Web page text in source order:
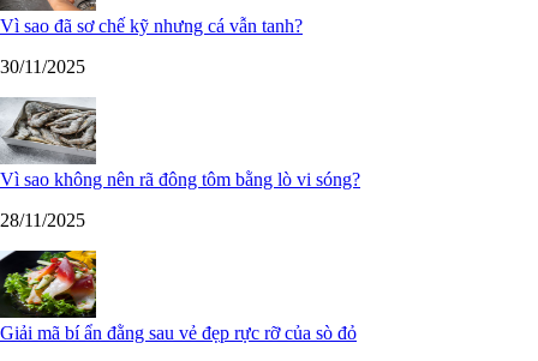
Vì sao đã sơ chế kỹ nhưng cá vẫn tanh?
30/11/2025
Vì sao không nên rã đông tôm bằng lò vi sóng?
28/11/2025
Giải mã bí ẩn đằng sau vẻ đẹp rực rỡ của sò đỏ